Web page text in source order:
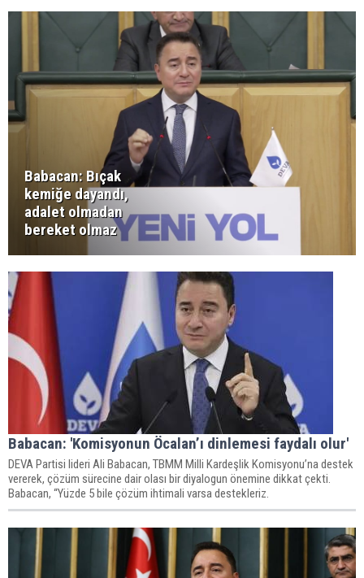
Babacan: Bıçak
kemiğe dayandı,
adalet olmadan
bereket olmaz
Babacan: 'Komisyonun Öcalan’ı dinlemesi faydalı olur'
DEVA Partisi lideri Ali Babacan, TBMM Milli Kardeşlik Komisyonu’na destek
vererek, çözüm sürecine dair olası bir diyalogun önemine dikkat çekti.
Babacan, “Yüzde 5 bile çözüm ihtimali varsa destekleriz.